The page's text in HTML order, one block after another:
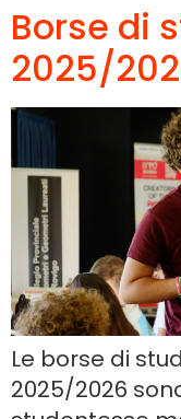
Borse di
2025/
Le borse di
2025/2026